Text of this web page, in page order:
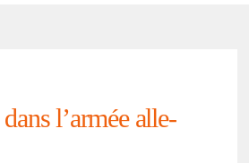
l’ar­mée alle­